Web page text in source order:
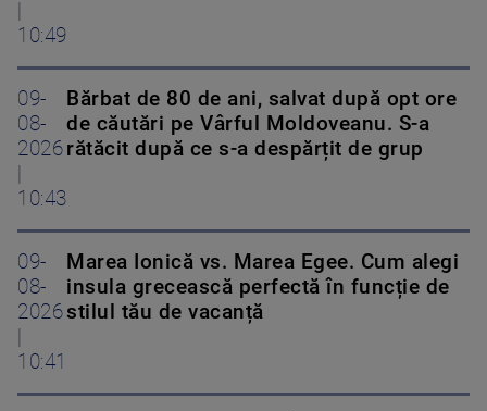
10:49
09-
08-
2026
10:43
Bărbat de 80 de ani, salvat după opt ore
de căutări pe Vârful Moldoveanu. S-a
rătăcit după ce s-a despărțit de grup
09-
08-
2026
10:41
Marea Ionică vs. Marea Egee. Cum alegi
insula grecească perfectă în funcție de
stilul tău de vacanță